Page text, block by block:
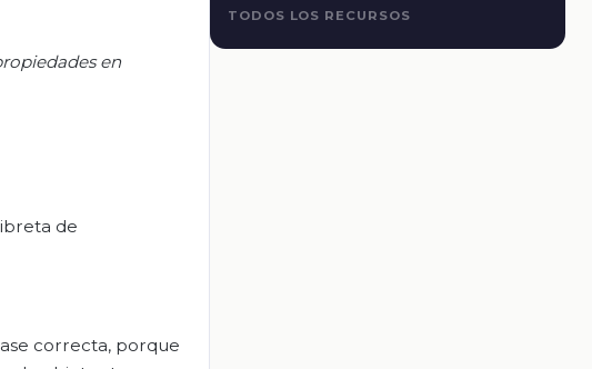
en
de
correcta, porque
TODOS LOS RECURSOS